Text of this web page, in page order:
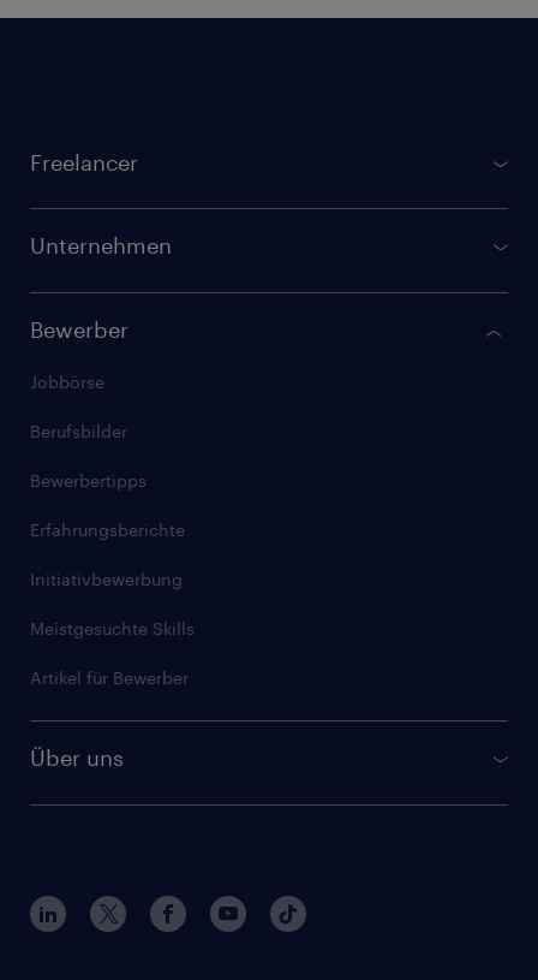
gulp.de
Freelancer
Projektbörse
Unternehmen
GULP Direkt
Compliance Services
GULP Corporate
Artikel für Unternehmen
Bewerber
Jobbörse
Berufsbilder
Bewerbertipps
Erfahrungsberichte
Initiativbewerbung
Meistgesuchte Skills
Artikel für Bewerber
Über uns
Kontakt und Standorte
Nachhaltigkeit